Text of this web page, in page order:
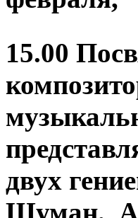
15.00
двух
Шуман.